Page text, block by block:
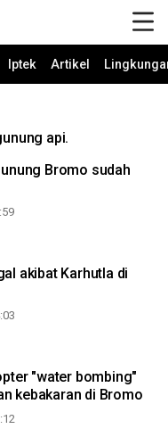
Iptek Artikel
api.
Bromo sudah
akibat Karhutla di
"water bombing"
kebakaran di Bromo